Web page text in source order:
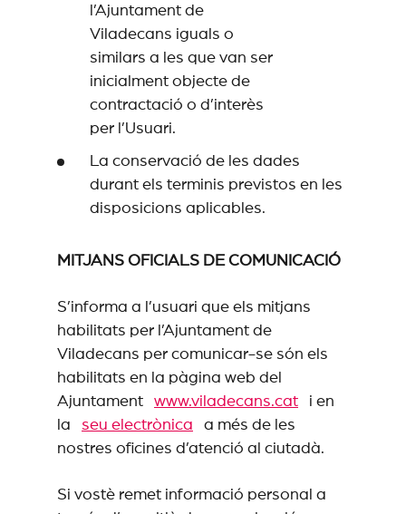
l’Ajuntament de
Viladecans iguals o
similars a les que van ser
inicialment objecte de
contractació o d’interès
per l’Usuari.
La conservació de les dades
durant els terminis previstos en les
disposicions aplicables.
MITJANS OFICIALS DE COMUNICACIÓ
S’informa a l’usuari que els mitjans
habilitats per l’Ajuntament de
Viladecans per comunicar-se són els
habilitats en la pàgina web del
Ajuntament www.viladecans.cat i en
la seu electrònica a més de les
nostres oficines d’atenció al ciutadà.
Si vostè remet informació personal a